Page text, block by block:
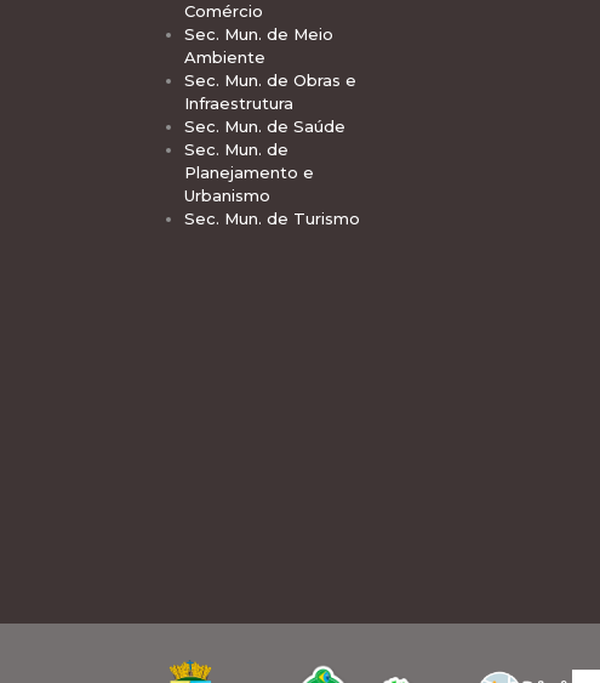
Comércio
Sec. Mun. de Meio
Ambiente
Sec. Mun. de Obras e
Infraestrutura
Sec. Mun. de Saúde
Sec. Mun. de
Planejamento e
Urbanismo
Sec. Mun. de Turismo